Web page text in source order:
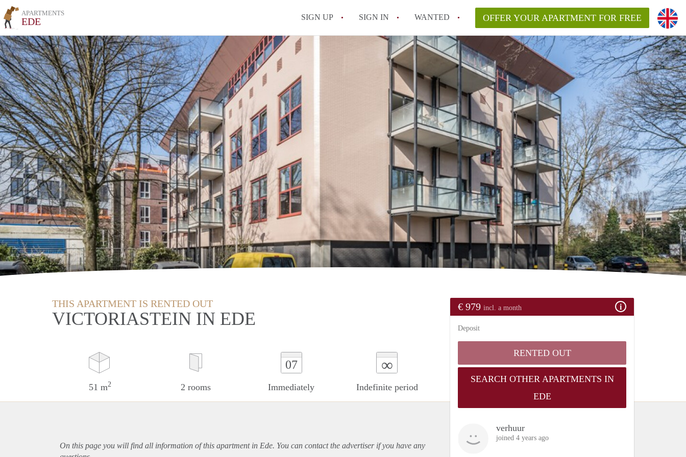
APARTMENTS
EDE SIGN UP SIGN IN WANTED OFFER YOUR APARTMENT FOR FREE
THIS APARTMENT IS RENTED OUT
VICTORIASTEIN IN EDE
51 m2 2 rooms
07
Immediately
∞
Indefinite period
€ 979 incl. a month
Deposit
RENTED OUT
SEARCH OTHER APARTMENTS IN
EDE
verhuur
joined 4 years ago
On this page you will find all information of this apartmentin Ede. You can contact the advertiser if you have any